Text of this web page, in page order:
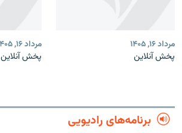
مرداد ۱۶, ۱۴۰۵
پخش آنلاین
مرداد ۱۶, ۱۴۰۵
پخش آنلاین
برنامه‌های رادیویی